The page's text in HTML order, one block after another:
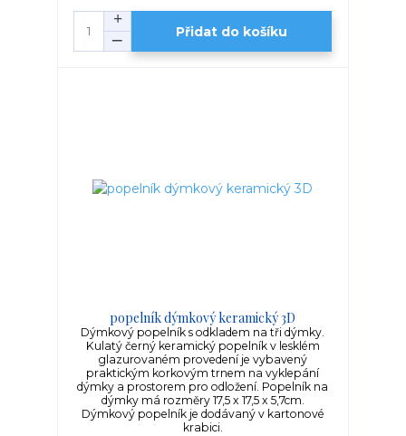
Přidat do košíku
popelník dýmkový keramický 3D
Dýmkový popelník s odkladem na tři dýmky.
Kulatý černý keramický popelník v lesklém
glazurovaném provedení je vybavený
praktickým korkovým trnem na vyklepání
dýmky a prostorem pro odložení. Popelník na
dýmky má rozměry 17,5 x 17,5 x 5,7cm.
Dýmkový popelník je dodávaný v kartonové
krabici.